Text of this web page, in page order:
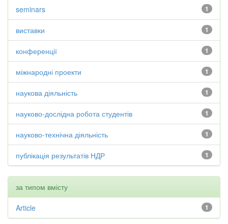
1
seminars
1
виставки
1
конференції
1
міжнародні проекти
1
наукова діяльність
1
науково-дослідна робота студентів
1
науково-технічна діяльність
1
публікація результатів НДР
за типом вмісту
1
Article